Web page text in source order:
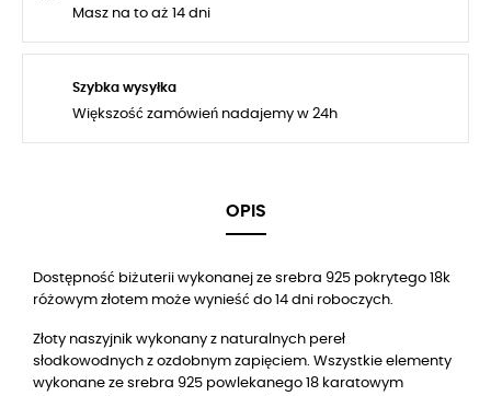
Masz na to aż 14 dni
Szybka wysyłka
Większość zamówień nadajemy w 24h
OPIS
Dostępność biżuterii wykonanej ze srebra 925 pokrytego 18k
różowym złotem może wynieść do 14 dni roboczych.
Złoty naszyjnik wykonany z naturalnych pereł
słodkowodnych z ozdobnym zapięciem. Wszystkie elementy
wykonane ze srebra 925 powlekanego 18 karatowym